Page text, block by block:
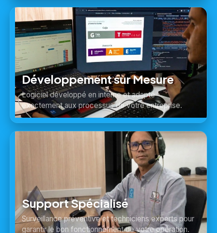
Développement sur Mesure
Logiciel développé en interne et adapté
exactement aux processus de votre entreprise.
Support Spécialisé
Surveillance préventive et techniciens experts pour
garantir le bon fonctionnement de votre opération.